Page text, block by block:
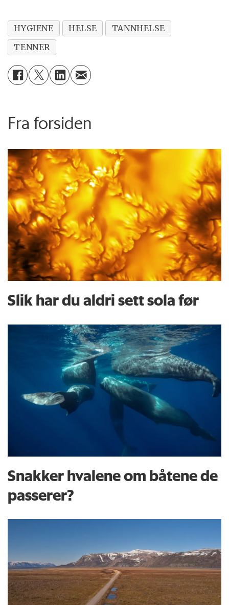
HYGIENE HELSE
TANNHELSE
TENNER
Fra forsiden
Slik har du aldri sett sola før
Snakker hvalene om båtene de
passerer?